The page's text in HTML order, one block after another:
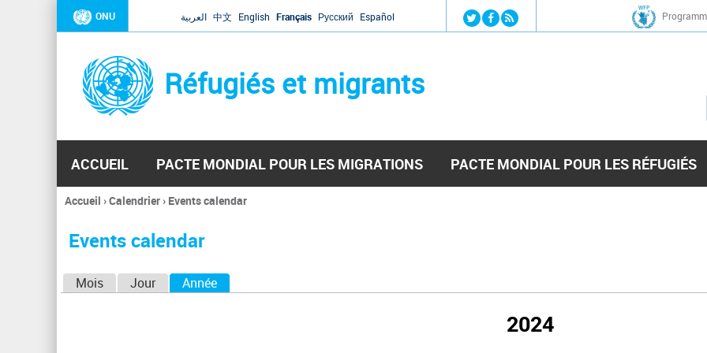
Jump to navigation
ONU العربية 中文 English Français Русский Español
Réfugiés et migrants
ACCUEIL PACTE MONDIAL POUR LES MIGRATIONS PACTE MONDIAL POUR LES RÉFUGIÉS
Vous
ici
Accueil ›Calendrier› Events calendar
Events calendar
Mois Jour Année
2024